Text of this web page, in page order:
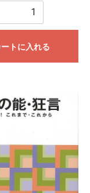
ートに入れる